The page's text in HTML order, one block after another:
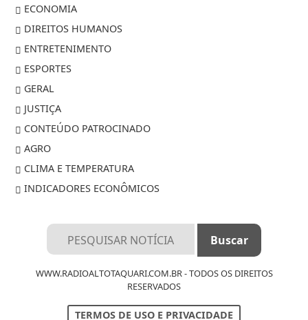
ECONOMIA
DIREITOS HUMANOS
ENTRETENIMENTO
ESPORTES
GERAL
JUSTIÇA
CONTEÚDO PATROCINADO
AGRO
CLIMA E TEMPERATURA
INDICADORES ECONÔMICOS
WWW.RADIOALTOTAQUARI.COM.BR - TODOS OS DIREITOS
RESERVADOS
TERMOS DE USO E PRIVACIDADE
Termos de Uso e Privacidade
experiência de navegação. Ao continuar o acesso,